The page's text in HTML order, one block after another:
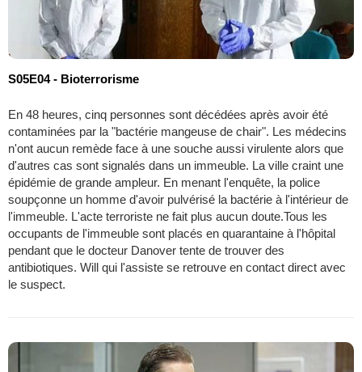
S05E04 - Bioterrorisme
En 48 heures, cinq personnes sont décédées après avoir été
contaminées par la "bactérie mangeuse de chair". Les médecins
n'ont aucun remède face à une souche aussi virulente alors que
d'autres cas sont signalés dans un immeuble. La ville craint une
épidémie de grande ampleur. En menant l'enquête, la police
soupçonne un homme d'avoir pulvérisé la bactérie à l'intérieur de
l'immeuble. L'acte terroriste ne fait plus aucun doute.Tous les
occupants de l'immeuble sont placés en quarantaine à l'hôpital
pendant que le docteur Danover tente de trouver des
antibiotiques. Will qui l'assiste se retrouve en contact direct avec
le suspect.